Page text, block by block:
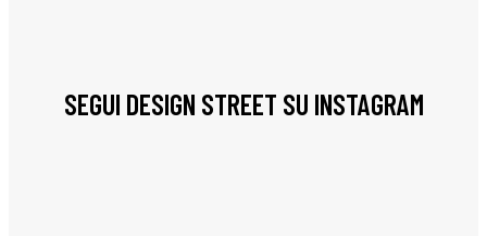
SEGUI DESIGN STREET SU INSTAGRAM